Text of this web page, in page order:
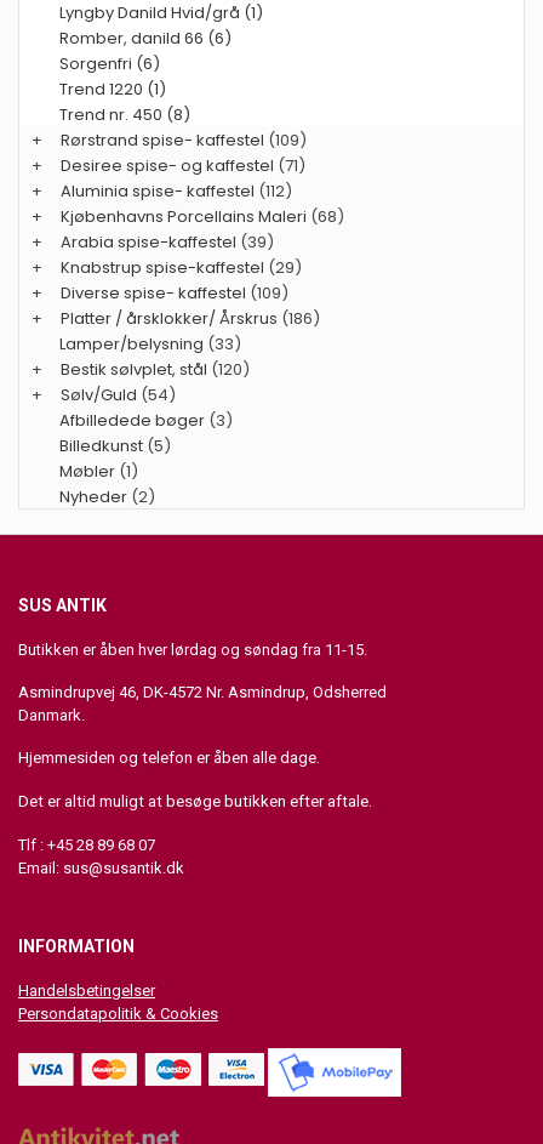
Lyngby Danild Hvid/grå (1)
Romber, danild 66 (6)
Sorgenfri (6)
Trend 1220 (1)
Trend nr. 450 (8)
+
Rørstrand spise- kaffestel (109)
+
Desiree spise- og kaffestel (71)
+
Aluminia spise- kaffestel (112)
+
Kjøbenhavns Porcellains Maleri (68)
+
Arabia spise-kaffestel (39)
+
Knabstrup spise-kaffestel (29)
+
Diverse spise- kaffestel (109)
+
Platter / årsklokker/ Årskrus (186)
Lamper/belysning (33)
+
Bestik sølvplet, stål (120)
+
Sølv/Guld (54)
Afbilledede bøger (3)
Billedkunst (5)
Møbler (1)
Nyheder (2)
SUS ANTIK
Butikken er åben hver lørdag og søndag fra 11-15.
Asmindrupvej 46, DK-4572 Nr. Asmindrup, Odsherred
Danmark.
Hjemmesiden og telefon er åben alle dage.
Det er altid muligt at besøge butikken efter aftale.
Tlf : +45 28 89 68 07
Email: sus@susantik.dk
INFORMATION
Handelsbetingelser
Persondatapolitik & Cookies